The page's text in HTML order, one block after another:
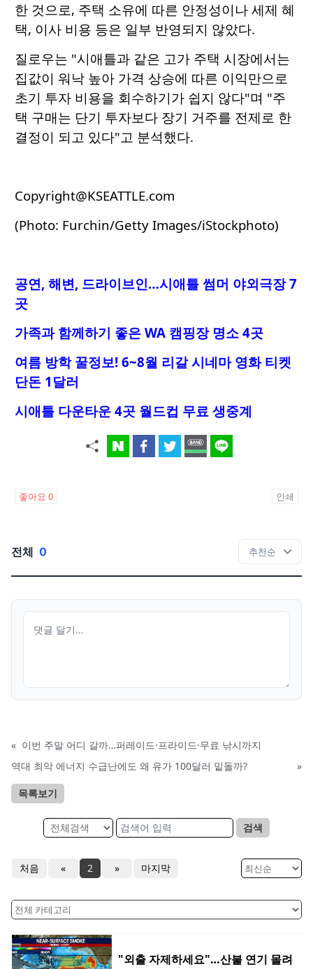
한 것으로, 주택 소유에 따른 안정성이나 세제 혜
택, 이사 비용 등은 일부 반영되지 않았다.
질로우는 "시애틀과 같은 고가 주택 시장에서는
집값이 워낙 높아 가격 상승에 따른 이익만으로
초기 투자 비용을 회수하기가 쉽지 않다"며 "주
택 구매는 단기 투자보다 장기 거주를 전제로 한
결정이 되고 있다"고 분석했다.
Copyright@KSEATTLE.com
(Photo: Furchin/Getty Images/iStockphoto)
공연, 해변, 드라이브인…시애틀 썸머 야외극장 7
곳
가족과 함께하기 좋은 WA 캠핑장 명소 4곳
여름 방학 꿀정보! 6~8월 리갈 시네마 영화 티켓
단돈 1달러
시애틀 다운타운 4곳 월드컵 무료 생중계
좋아요 0 인쇄
전체 0
« 이번 주말 어디 갈까…퍼레이드·프라이드·무료 낚시까지
역대 최악 에너지 수급난에도 왜 유가 100달러 밑돌까?
»
목록보기
검색
처음 « 2 » 마지막
"외출 자제하세요"…산불 연기 몰려